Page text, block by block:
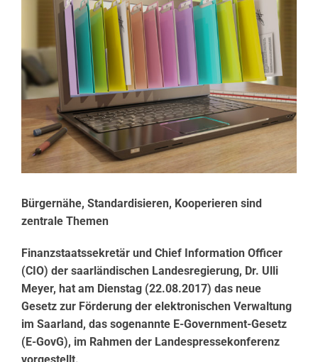
Bürgernähe, Standardisieren, Kooperieren sind
zentrale Themen
Finanzstaatssekretär und Chief Information Officer
(CIO) der saarländischen Landesregierung, Dr. Ulli
Meyer, hat am Dienstag (22.08.2017) das neue
Gesetz zur Förderung der elektronischen Verwaltung
im Saarland, das sogenannte E-Government-Gesetz
(E-GovG), im Rahmen der Landespressekonferenz